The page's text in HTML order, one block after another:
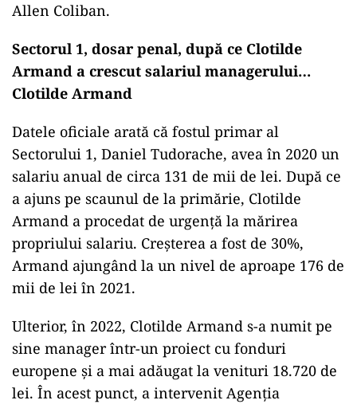
Allen Coliban.
Sectorul 1, dosar penal, după ce Clotilde
Armand a crescut salariul managerului…
Clotilde Armand
Datele oficiale arată că fostul primar al
Sectorului 1, Daniel Tudorache, avea în 2020 un
salariu anual de circa 131 de mii de lei. După ce
a ajuns pe scaunul de la primărie, Clotilde
Armand a procedat de urgență la mărirea
propriului salariu. Creșterea a fost de 30%,
Armand ajungând la un nivel de aproape 176 de
mii de lei în 2021.
Ulterior, în 2022, Clotilde Armand s-a numit pe
sine manager într-un proiect cu fonduri
europene și a mai adăugat la venituri 18.720 de
lei. În acest punct, a intervenit Agenția